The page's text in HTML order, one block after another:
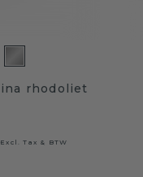
rhodoliet
Excl. Tax & BTW